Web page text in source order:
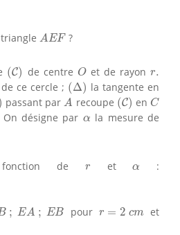
AEF
A EF ?
(C)
(C) de centre O
Oet de rayonr.
r
ce cercle ; (Δ)
(Δ) la tangente en
passant parA
A recoupe (C)
(C) en C
C
On désigne par α
α la mesure de
de r
r etα
α :
; EA ; EB
E A E B pour r = 2 cm
r= cm et